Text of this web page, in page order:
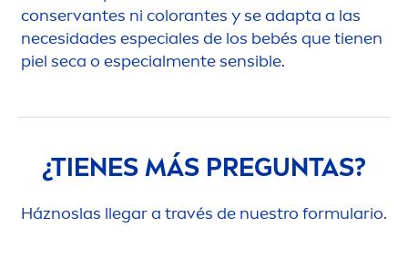
conservantes ni colorantes y se adapta a las
necesidades especiales de los bebés que tienen
piel seca o especialmente sensible.
¿TIENES MÁS PREGUNTAS?
Háznoslas llegar a través de nuestro formulario.